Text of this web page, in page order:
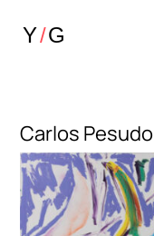
Carlos Pesudo